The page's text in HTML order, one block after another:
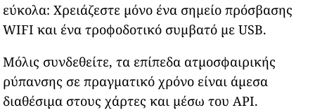
εύκολα: Χρειάζεστε μόνο ένα σημείο πρόσβασης
WIFI και ένα τροφοδοτικό συμβατό με USB.
Μόλις συνδεθείτε, τα επίπεδα ατμοσφαιρικής
ρύπανσης σε πραγματικό χρόνο είναι άμεσα
διαθέσιμα στους χάρτες και μέσω του API.